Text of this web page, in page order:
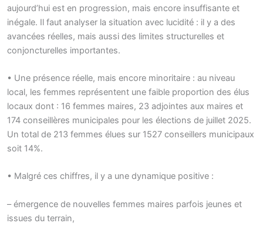
aujourd’hui est en progression, mais encore insuffisante et
inégale. Il faut analyser la situation avec lucidité : il y a des
avancées réelles, mais aussi des limites structurelles et
conjoncturelles importantes.
• Une présence réelle, mais encore minoritaire : au niveau
local, les femmes représentent une faible proportion des élus
locaux dont : 16 femmes maires, 23 adjointes aux maires et
174 conseillères municipales pour les élections de juillet 2025.
Un total de 213 femmes élues sur 1527 conseillers municipaux
soit 14%.
• Malgré ces chiffres, il y a une dynamique positive :
– émergence de nouvelles femmes maires parfois jeunes et
issues du terrain,